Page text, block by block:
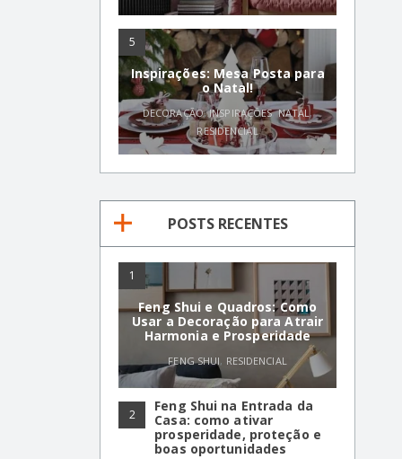
5
Inspirações: Mesa Posta para
o Natal!
DECORAÇÃO,INSPIRAÇÕES,NATAL,
RESIDENCIAL
POSTS RECENTES
1
Feng Shui e Quadros: Como
Usar a Decoração para Atrair
Harmonia e Prosperidade
FENG SHUI, RESIDENCIAL
2
Feng Shui na Entrada da
Casa: como ativar
prosperidade, proteção e
boas oportunidades